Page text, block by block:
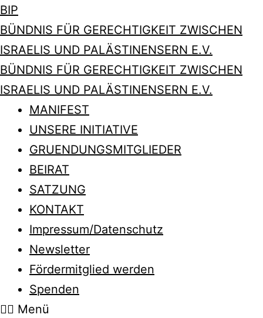
BIP
BÜNDNIS FÜR GERECHTIGKEIT ZWISCHEN
ISRAELIS UND PALÄSTINENSERN E.V.
BÜNDNIS FÜR GERECHTIGKEIT ZWISCHEN
ISRAELIS UND PALÄSTINENSERN E.V.
MANIFEST
UNSERE INITIATIVE
GRUENDUNGSMITGLIEDER
BEIRAT
SATZUNG
KONTAKT
Impressum/Datenschutz
Newsletter
Fördermitglied werden
Spenden
Menü